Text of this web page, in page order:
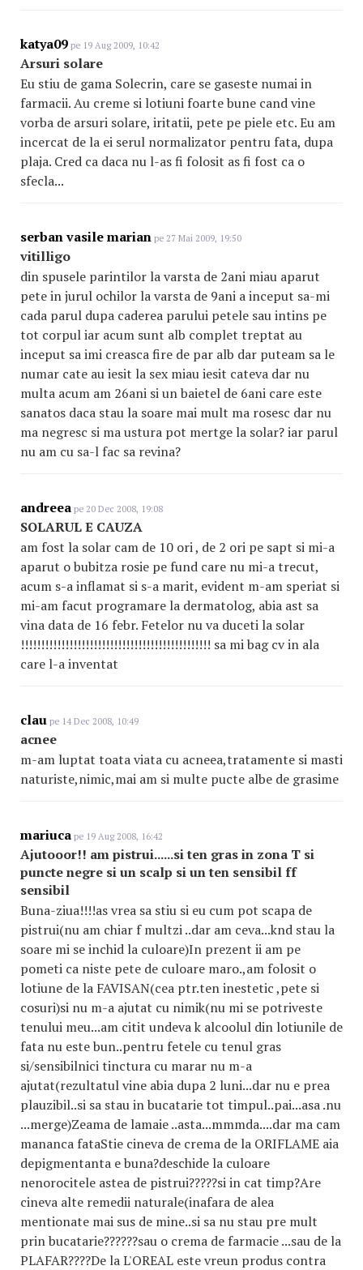
katya09 pe 19 Aug 2009, 10:42
Arsuri solare
Eu stiu de gama Solecrin, care se gaseste numai in
farmacii. Au creme si lotiuni foarte bune cand vine
vorba de arsuri solare, iritatii, pete pe piele etc. Eu am
incercat de la ei serul normalizator pentru fata, dupa
plaja. Cred ca daca nu l-as fi folosit as fi fost ca o
sfecla...
serban vasile marian pe 27 Mai 2009, 19:50
vitilligo
din spusele parintilor la varsta de 2ani miau aparut
pete in jurul ochilor la varsta de 9ani a inceput sa-mi
cada parul dupa caderea parului petele sau intins pe
tot corpul iar acum sunt alb complet treptat au
inceput sa imi creasca fire de par alb dar puteam sa le
numar cate au iesit la sex miau iesit cateva dar nu
multa acum am 26ani si un baietel de 6ani care este
sanatos daca stau la soare mai mult ma rosesc dar nu
ma negresc si ma ustura pot mertge la solar? iar parul
nu am cu sa-l fac sa revina?
andreea pe 20 Dec 2008, 19:08
SOLARUL E CAUZA
am fost la solar cam de 10 ori , de 2 ori pe sapt si mi-a
aparut o bubitza rosie pe fund care nu mi-a trecut,
acum s-a inflamat si s-a marit, evident m-am speriat si
mi-am facut programare la dermatolog, abia ast sa
vina data de 16 febr. Fetelor nu va duceti la solar
!!!!!!!!!!!!!!!!!!!!!!!!!!!!!!!!!!!!!!!!!!!!!!! sa mi bag cv in ala
care l-a inventat
clau pe 14 Dec 2008, 10:49
acnee
m-am luptat toata viata cu acneea,tratamente si masti
naturiste,nimic,mai am si multe pucte albe de grasime
mariuca pe 19 Aug 2008, 16:42
Ajutooor!! am pistrui......si ten gras in zona T si
puncte negre si un scalp si un ten sensibil ff
sensibil
Buna-ziua!!!!as vrea sa stiu si eu cum pot scapa de
pistrui(nu am chiar f multzi ..dar am ceva...knd stau la
soare mi se inchid la culoare)In prezent ii am pe
pometi ca niste pete de culoare maro.,am folosit o
lotiune de la FAVISAN(cea ptr.ten inestetic ,pete si
cosuri)si nu m-a ajutat cu nimik(nu mi se potriveste
tenului meu...am citit undeva k alcoolul din lotiunile de
fata nu este bun..pentru fetele cu tenul gras
si/sensibilnici tinctura cu marar nu m-a
ajutat(rezultatul vine abia dupa 2 luni...dar nu e prea
plauzibil..si sa stau in bucatarie tot timpul..pai...asa .nu
...merge)Zeama de lamaie ..asta...mmmda....dar ma cam
mananca fataStie cineva de crema de la ORIFLAME aia
depigmentanta e buna?deschide la culoare
nenorocitele astea de pistrui?????si in cat timp?Are
cineva alte remedii naturale(inafara de alea
mentionate mai sus de mine..si sa nu stau pre mult
prin bucatarie??????sau o crema de farmacie ...sau de la
PLAFAR????De la L'OREAL este vreun produs contra